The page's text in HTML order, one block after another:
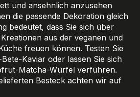
und ansehnlich anzusehen
die passende Dekoration gleich
bedeutet, dass Sie sich über
aus der veganen und
freuen können. Testen Sie
Kaviar oder lassen Sie sich
Matcha-Würfel verführen.
Besteck achten wir auf